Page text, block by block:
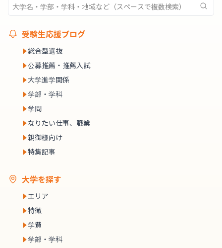
受験生応援ブログ
総合型選抜
公募推薦・推薦入試
大学進学関係
学部・学科
学問
なりたい仕事、職業
親御様向け
特集記事
大学を探す
エリア
特徴
学費
学部・学科